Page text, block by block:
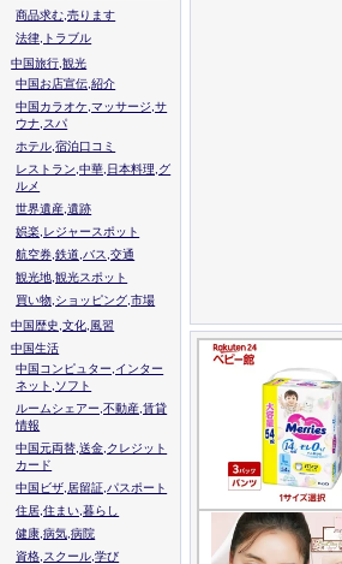
商品求む,売ります
法律,トラブル
中国旅行,観光
中国お店宣伝,紹介
中国カラオケ,マッサージ,サ
ウナ,スパ
ホテル,宿泊口コミ
レストラン,中華,日本料理,グ
ルメ
世界遺産,遺跡
娯楽,レジャースポット
航空券,鉄道,バス,交通
観光地,観光スポット
買い物,ショッピング,市場
中国歴史,文化,風習
中国生活
中国コンピュター,インター
ネット,ソフト
ルームシェアー,不動産,賃貸
情報
中国元両替,送金,クレジット
カード
中国ビザ,居留証,パスポート
住居,住まい,暮らし
健康,病気,病院
資格,スクール,学び